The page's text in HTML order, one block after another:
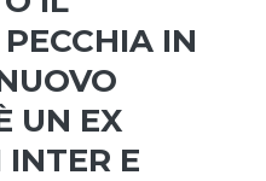
IN
UN EX
E